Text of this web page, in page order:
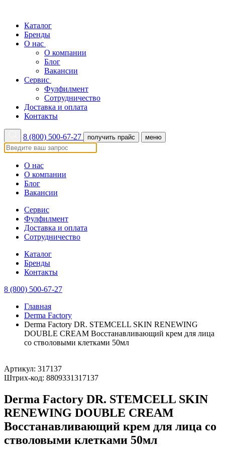
Каталог
Бренды
О нас
О компании
Блог
Вакансии
Сервис
Фулфилмент
Сотрудничество
Доставка и оплата
Контакты
8 (800) 500-67-27 получить прайс меню
О нас
О компании
Блог
Вакансии
Сервис
Фулфилмент
Доставка и оплата
Сотрудничество
Каталог
Бренды
Контакты
8 (800) 500-67-27
Главная
Derma Factory
Derma Factory DR. STEMCELL SKIN RENEWING
DOUBLE CREAM Восстанавливающий крем для лица
со стволовыми клетками 50мл
Артикул: 317137
Штрих-код: 8809331317137
Derma Factory DR. STEMCELL SKIN
RENEWING DOUBLE CREAM
Восстанавливающий крем для лица со
стволовыми клетками 50мл